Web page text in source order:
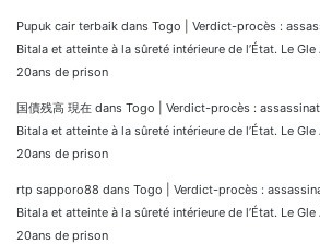
Pupuk cair terbaik dans Togo | Verdict-procès :
Bitala et atteinte à la sûreté intérieure de l’État. Le
20ans de prison
国債残高 現在 dans Togo | Verdict-procès :
Bitala et atteinte à la sûreté intérieure de l’État. Le
20ans de prison
rtp sapporo88 dans Togo | Verdict-procès :
Bitala et atteinte à la sûreté intérieure de l’État. Le
20ans de prison